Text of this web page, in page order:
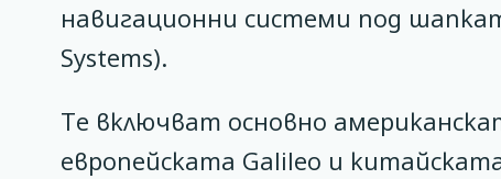
навигационни системи под
Systems).
Те включват основно
европейската Galileo и